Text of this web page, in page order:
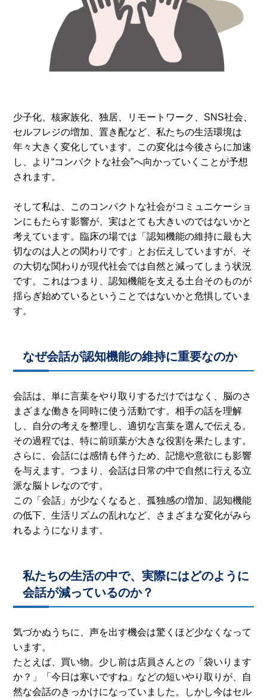
少子化、核家族化、独居、リモートワーク、SNS社会、
セルフレジの増加、置き配など、私たちの生活環境は
年々大きく変化しています。この変化は今後さらに加速
し、より“コンパクトな社会”へ向かっていくことが予想
されます。
そして私は、このコンパクトな社会がコミュニケーショ
ンにもたらす影響が、実はとても大きいのではないかと
考えています。臨床の場では「認知機能の維持に最も大
切なのは人との関わりです」とお伝えしていますが、そ
の大切な関わりが現代社会では自然と減ってしまう状況
です。これはつまり、認知機能を支える土台そのものが
揺らぎ始めているということではないかと危惧していま
す。
なぜ会話が認知機能の維持に重要なのか
会話は、単に言葉をやり取りするだけではなく、脳のさ
まざまな働きを同時に使う活動です。相手の話を理解
し、自分の考えを整理し、適切な言葉を選んで伝える。
その過程では、特に前頭葉が大きな役割を果たします。
さらに、会話には感情も伴うため、記憶や意欲にも影響
を与えます。つまり、会話は日常の中で自然に行える立
派な脳トレなのです。
この「会話」が少なくなると、孤独感の増加、認知機能
の低下、生活リズムの乱れなど、さまざまな変化がみら
れるようになります。
私たちの生活の中で、実際にはどのように
会話が減っているのか？
気づかぬうちに、声を出す機会は驚くほど少なくなって
います。
たとえば、買い物。少し前は店員さんとの「袋いります
か？」「今日は寒いですね」などの短いやり取りが、自
然な会話のきっかけになっていました。しかし今はセル